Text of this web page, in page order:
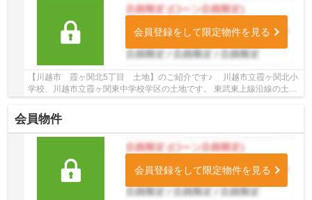
会員登録をして限定物件を見る
【川越市 霞ヶ関北5丁目 土地】のご紹介です♪ 川越市立霞ヶ関北小
学校、川越市立霞ヶ関東中学校学区の土地です。 東武東上線沿線の土地
♪霞ヶ関駅徒歩16分の土地です。 お気軽にト...
会員物件
会員登録をして限定物件を見る